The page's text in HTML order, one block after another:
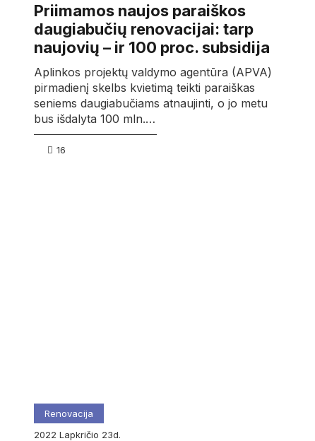
Priimamos naujos paraiškos
daugiabučių renovacijai: tarp
naujovių – ir 100 proc. subsidija
Aplinkos projektų valdymo agentūra (APVA)
pirmadienį skelbs kvietimą teikti paraiškas
seniems daugiabučiams atnaujinti, o jo metu
bus išdalyta 100 mln.…
16
Renovacija
2022
lapkričio 23d.